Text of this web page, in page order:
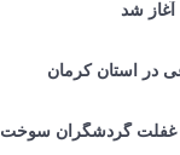
آغاز شد
غفلت گردشگران سوخت